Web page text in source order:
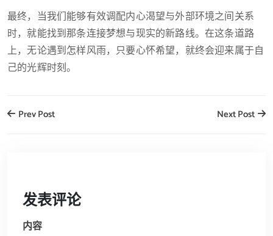
最终，当我们能够有效调配内心渴望与外部环境之间关系
时，就能找到那条连接梦想与现实的新路线。在这条道路
上，无论遇到怎样风雨，只要心怀希望，就终会迎来属于自
己的光辉时刻。
Prev Post Next Post
发表评论
内容